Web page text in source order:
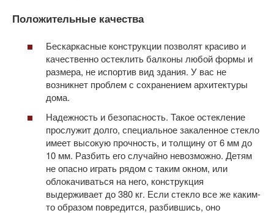
Положительные качества
Бескаркасные конструкции позволят красиво и
качественно остеклить балконы любой формы и
размера, не испортив вид здания. У вас не
возникнет проблем с сохранением архитектуры
дома.
Надежность и безопасность. Такое остекление
прослужит долго, специальное закаленное стекло
имеет высокую прочность, и толщину от 6 мм до
10 мм. Разбить его случайно невозможно. Детям
не опасно играть рядом с таким окном, или
облокачиваться на него, конструкция
выдерживает до 380 кг. Если стекло все же каким-
то образом повредится, разбившись, оно